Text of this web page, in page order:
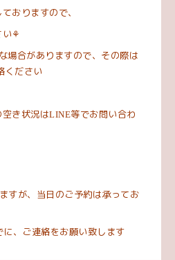
おりますので、
⚘
場合がありますので、その際は
ください
き状況はLINE等でお問い合わ
すが、当日のご予約は承ってお
に、ご連絡をお願い致します